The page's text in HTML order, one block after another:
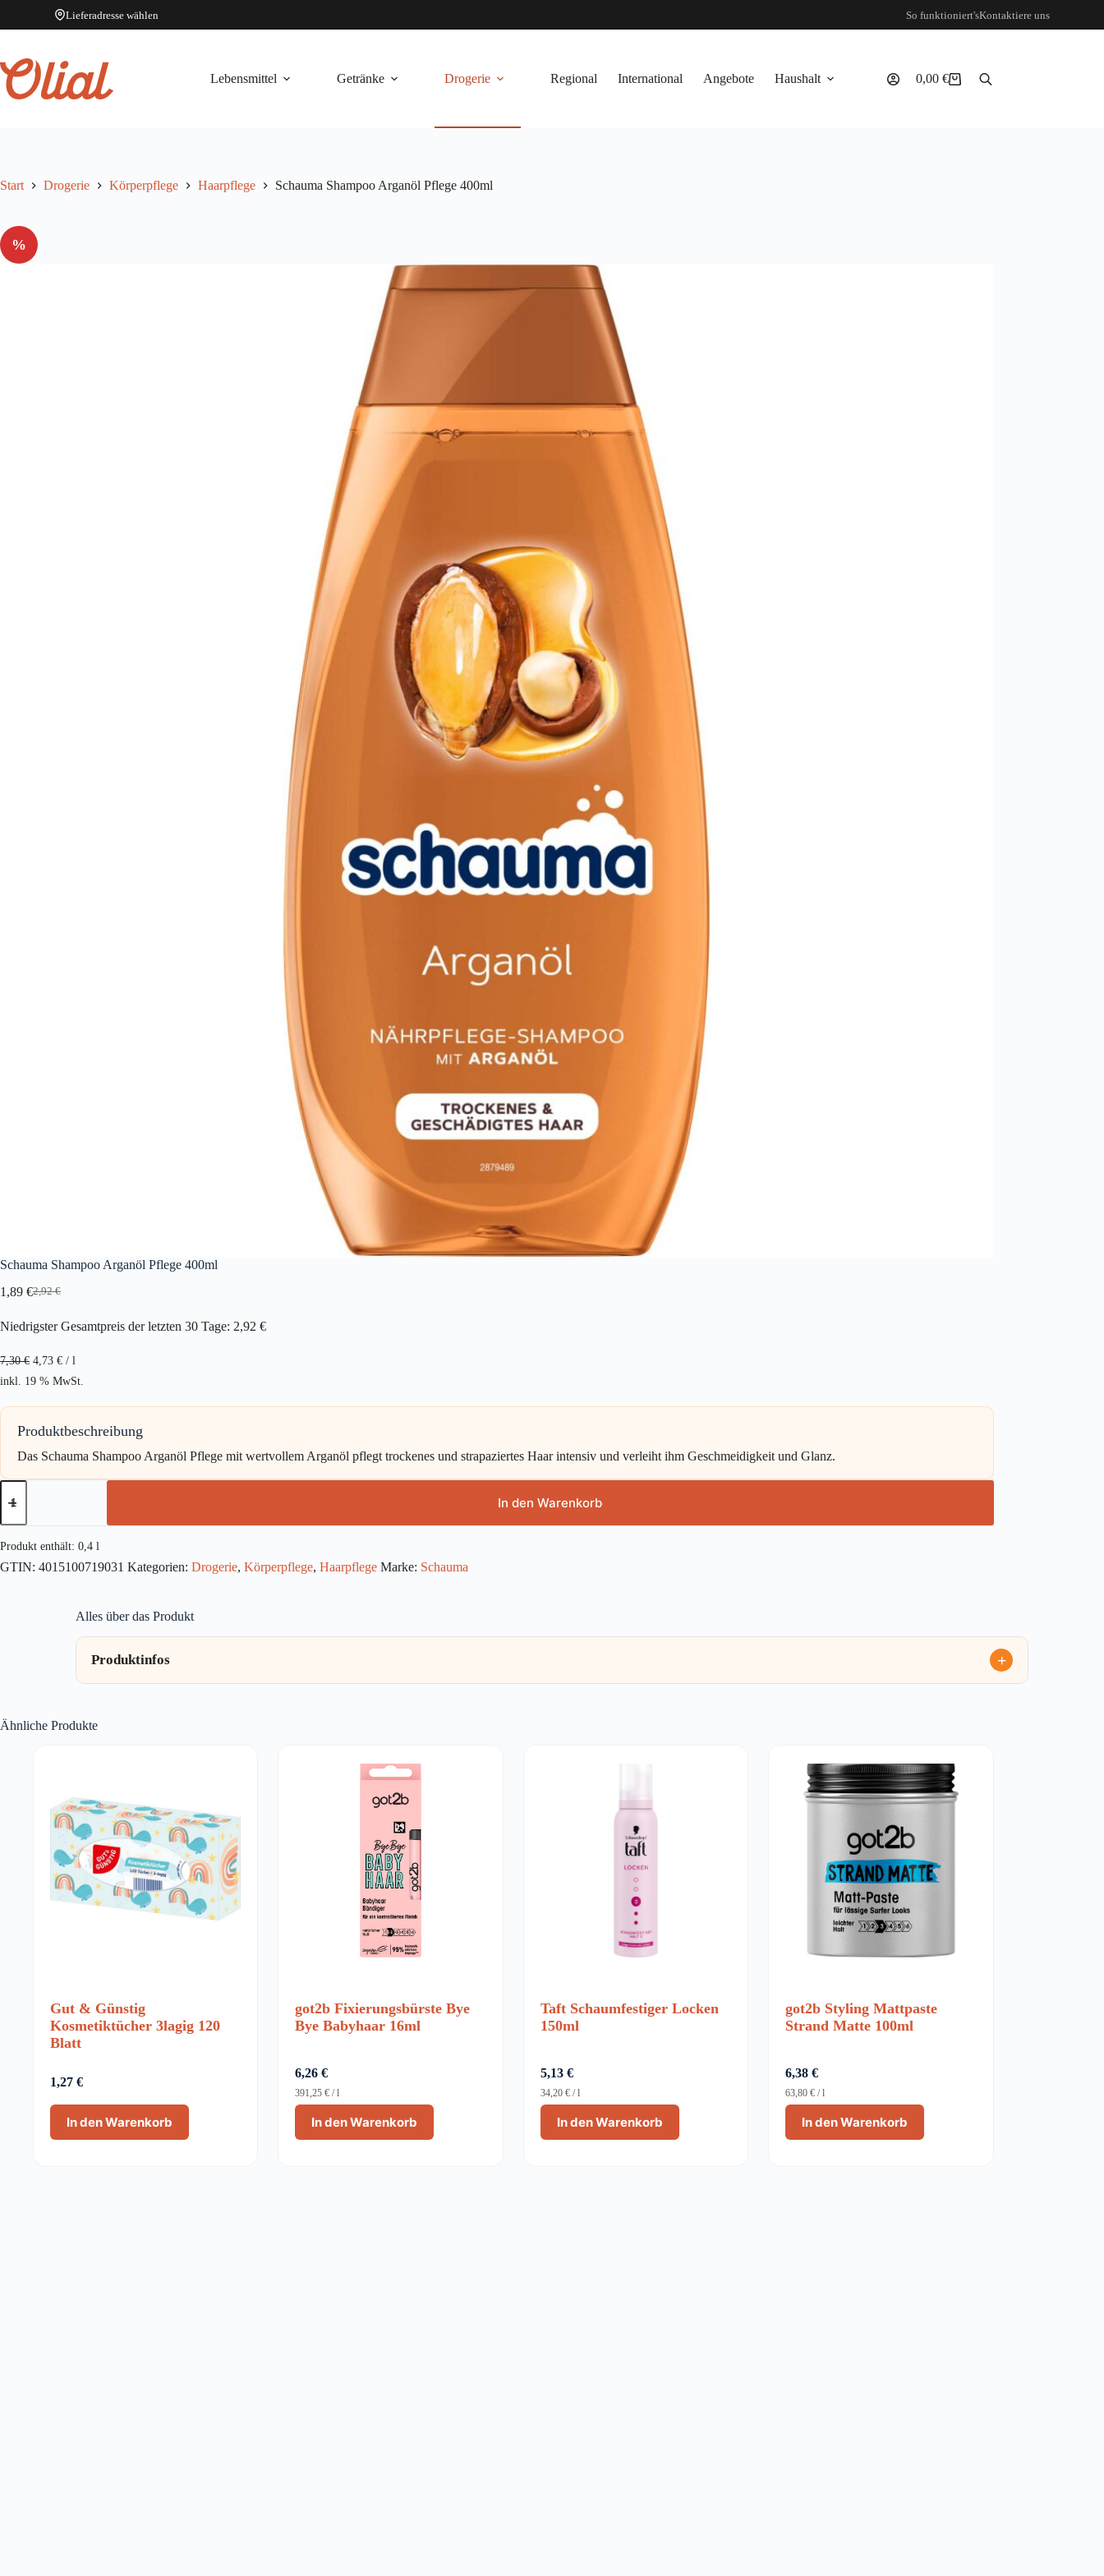
Lieferadresse wählen So funktioniert'sKontaktiere uns
springen
Lebensmittel
Getränke Drogerie Regional International Angebote Haushalt Warenkorb
0,00 €
Start Drogerie Körperpflege Haarpflege Schauma Shampoo Arganöl Pflege 400ml
Schauma Shampoo Arganöl Pflege 400ml
2,92€
Ursprünglicher
war:
1,89 €Aktueller
ist:
Niedrigster Gesamtpreis der letzten 30 Tage: 2,92 €
7,30€ 4,73 € / l
inkl. 19 % MwSt.
Produktbeschreibung
Das Schauma Shampoo Arganöl Pflege mit wertvollem Arganöl pflegt trockenes und strapaziertes Haar intensiv und verleiht ihm Geschmeidigkeit und Glanz.
Schauma
Shampoo
Pflege
400ml
In den Warenkorb
Produkt enthält: 0,4 l
GTIN: 4015100719031 Kategorien: Drogerie, Körperpflege, Haarpflege Marke: Schauma
Alles über das Produkt
Produktinfos
Ähnliche Produkte
Gut & Günstig
Kosmetiktücher 3lagig 120
Blatt
1,27 €
In den Warenkorb
got2b Fixierungsbürste Bye
Bye Babyhaar 16ml
6,26€
In den Warenkorb
391,25€ /l
Taft Schaumfestiger Locken
150ml
5,13 €
In den Warenkorb
34,20 €/l
got2b Styling Mattpaste
Strand Matte 100ml
6,38€
In den Warenkorb
63,80€ /l